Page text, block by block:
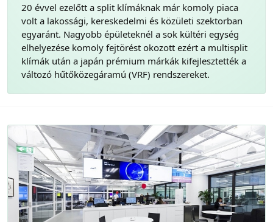
20 évvel ezelőtt a split klímáknak már komoly piaca
volt a lakossági, kereskedelmi és közületi szektorban
egyaránt. Nagyobb épületeknél a sok kültéri egység
elhelyezése komoly fejtörést okozott ezért a multisplit
klímák után a japán prémium márkák kifejlesztették a
változó hűtőközegáramú (VRF) rendszereket.